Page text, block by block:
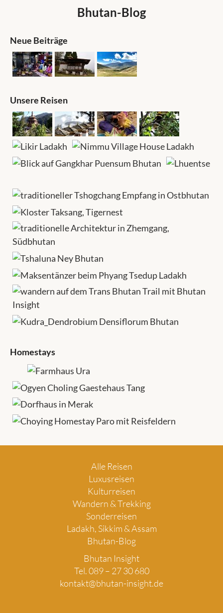
Bhutan-Blog
Neue Beiträge
Unsere Reisen
Homestays
Alle Reisen
Luxusreisen
Kulturreisen
Wandern & Trekking
Sonderreisen
Ladakh, Sikkim & Assam
Bhutan-Blog
Bhutan Insight
Tel. 089 – 27 30 680
kontakt@bhutan-insight.de